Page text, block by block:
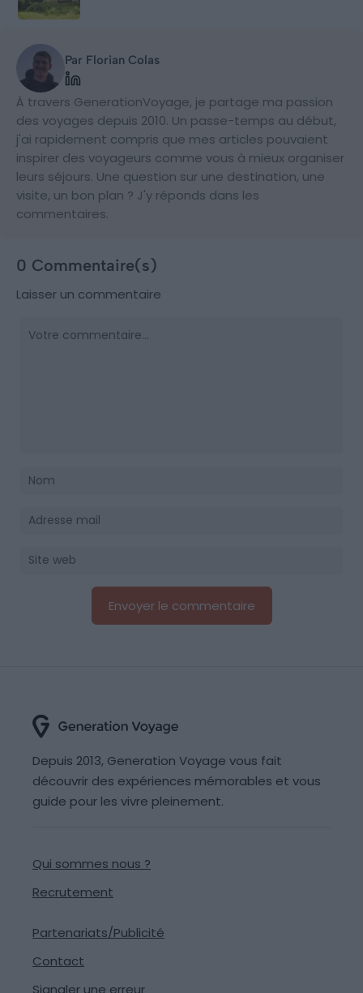
Par Florian Colas
À travers GenerationVoyage, je partage ma passion
des voyages depuis 2010. Un passe-temps au début,
j'ai rapidement compris que mes articles pouvaient
inspirer des voyageurs comme vous à mieux organiser
leurs séjours. Une question sur une destination, une
visite, un bon plan ? J'y réponds dans les
commentaires.
0 Commentaire(s)
Laisser un commentaire
Depuis 2013, Generation Voyage vous fait
découvrir des expériences mémorables et vous
guide pour les vivre pleinement.
Qui sommes nous ?
Recrutement
Partenariats/Publicité
Contact
Signaler une erreur